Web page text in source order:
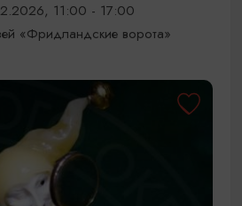
11:00 - 17:00
«Фридландские ворота»